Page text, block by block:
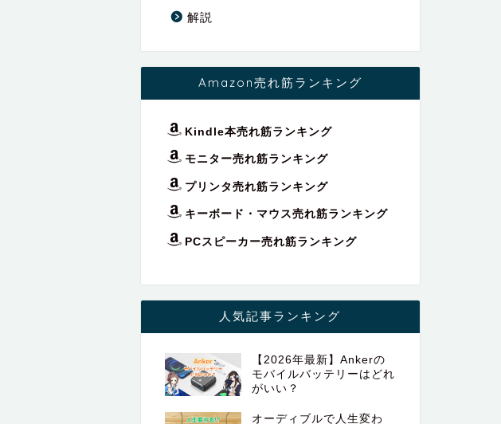
解説
Amazon売れ筋ランキング
Kindle本売れ筋ランキング
モニター売れ筋ランキング
プリンタ売れ筋ランキング
キーボード・マウス売れ筋ランキング
PCスピーカー売れ筋ランキング
人気記事ランキング
【2026年最新】Ankerの
モバイルバッテリーはどれ
がいい？
オーディブルで人生変わ